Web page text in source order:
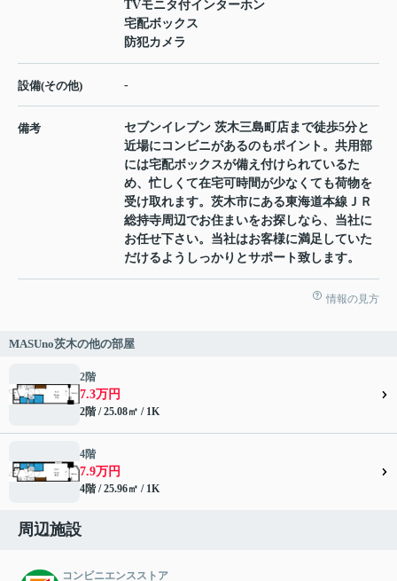
TVモニタ付インターホン
宅配ボックス
防犯カメラ
設備(その他) -
備考
セブンイレブン 茨木三島町店まで徒歩5分と
近場にコンビニがあるのもポイント。共用部
には宅配ボックスが備え付けられているた
め、忙しくて在宅可時間が少なくても荷物を
受け取れます。茨木市にある東海道本線ＪＲ
総持寺周辺でお住まいをお探しなら、当社に
お任せ下さい。当社はお客様に満足していた
だけるようしっかりとサポート致します。
情報の見方
MASUno茨木の他の部屋
2階
7.3万円
2階 / 25.08㎡ / 1K
4階
7.9万円
4階 / 25.96㎡ / 1K
周辺施設
コンビニエンスストア